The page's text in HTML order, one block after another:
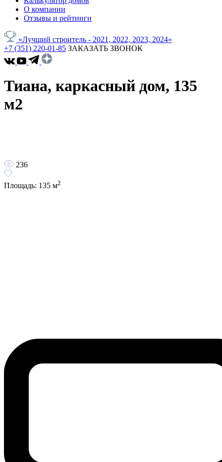
О компании
Отзывы и рейтинги
«Лучший строитель - 2021, 2022, 2023, 2024»
+7 (351) 220-01-85 ЗАКАЗАТЬ ЗВОНОК
Тиана, каркасный дом, 135
м2
236
Площадь: 135 м2